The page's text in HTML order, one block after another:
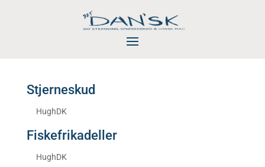
Stjerneskud
HughDK|
Fiskefrikadeller
HughDK|